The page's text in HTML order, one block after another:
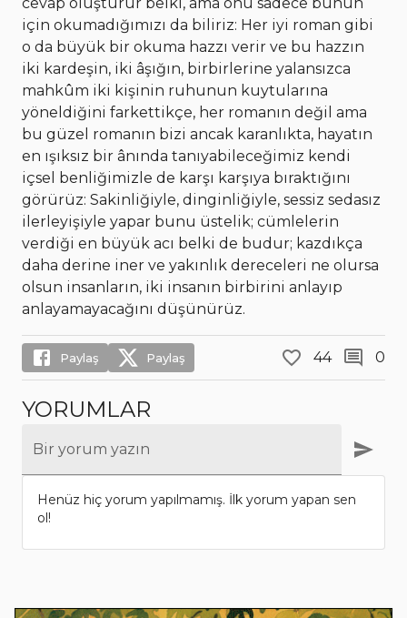
için okumadığımızı da biliriz: Her iyi roman gibi
o da büyük bir okuma hazzı verir ve bu hazzın
iki kardeşin, iki âşığın, birbirlerine yalansızca
mahkûm iki kişinin ruhunun kuytularına
yöneldiğini farkettikçe, her romanın değil ama
bu güzel romanın bizi ancak karanlıkta, hayatın
en ışıksız bir ânında tanıyabileceğimiz kendi
içsel benliğimizle de karşı karşıya bıraktığını
görürüz: Sakinliğiyle, dinginliğiyle, sessiz sedasız
ilerleyişiyle yapar bunu üstelik; cümlelerin
verdiği en büyük acı belki de budur; kazdıkça
daha derine iner ve yakınlık dereceleri ne olursa
olsun insanların, iki insanın birbirini anlayıp
anlayamayacağını düşünürüz.
Paylaş Paylaş 44 0
YORUMLAR
Bir yorum yazın
Henüz hiç yorum yapılmamış. İlk yorum yapan sen
ol!